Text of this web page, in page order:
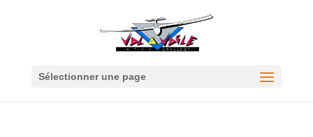
Sélectionner une page